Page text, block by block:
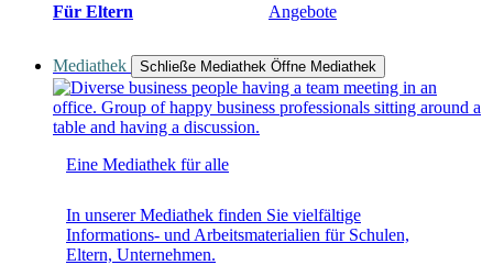
Für Eltern Angebote
Mediathek Schließe Mediathek Öffne Mediathek
Eine Mediathek für alle
In unserer Mediathek finden Sie vielfältige
Informations- und Arbeitsmaterialien für Schulen,
Eltern, Unternehmen.